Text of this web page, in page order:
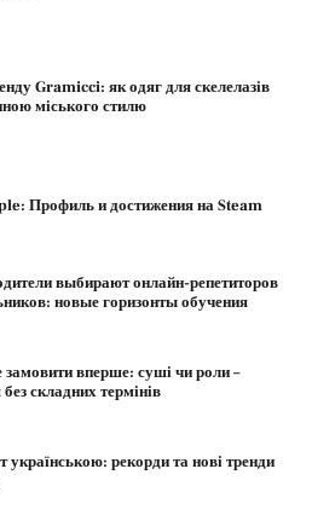
Gramicci: як одяг для скелелазів
міського стилю
Профиль и достижения на Steam
выбирают онлайн-репетиторов
новые горизонты обучения
вперше: суші чи роли –
складних термінів
українською: рекорди та нові тренди